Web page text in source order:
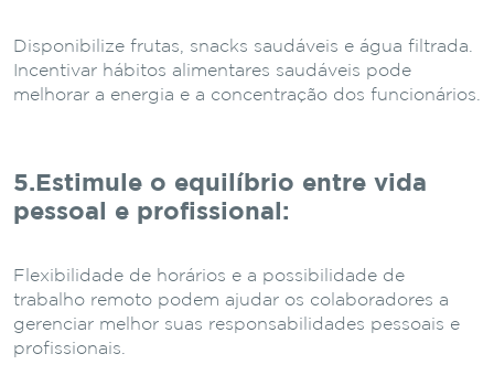
Disponibilize frutas, snacks saudáveis e água filtrada.
Incentivar hábitos alimentares saudáveis pode
melhorar a energia e a concentração dos funcionários.
5.Estimule o equilíbrio entre vida
pessoal e profissional :
Flexibilidade de horários e a possibilidade de
trabalho remoto podem ajudar os colaboradores a
gerenciar melhor suas responsabilidades pessoais e
profissionais.